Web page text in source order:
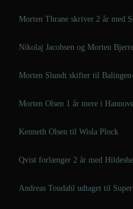
Morten Thrane skriver 2 år med
Nikolaj Jacobsen og Morten
Morten Slundt skifter til
Morten Olsen 1 år mere i
Kenneth Olsen til Wisla Plock
Qvist forlænger 2 år med
Andreas Toudahl udtaget til